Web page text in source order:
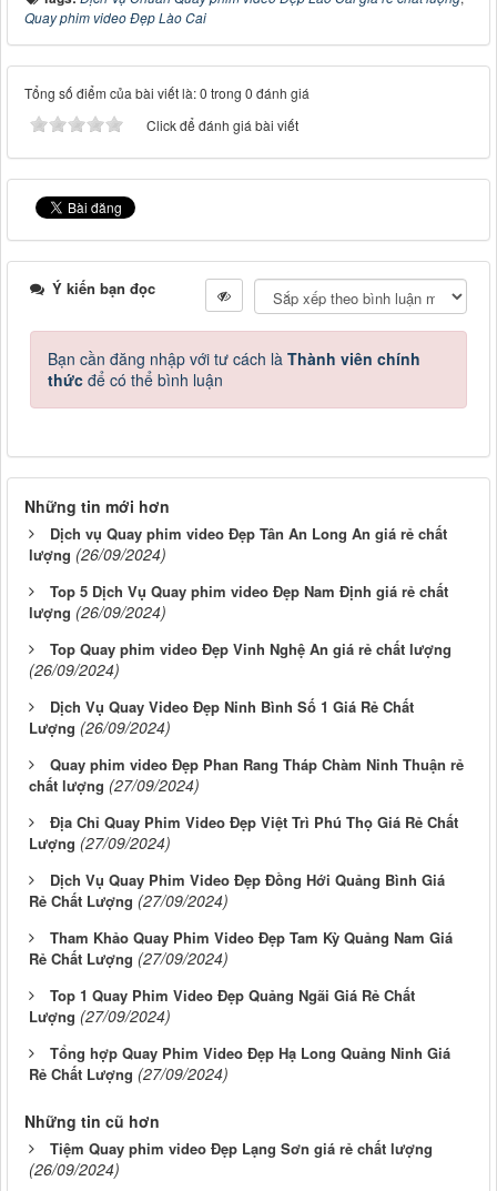
Quay phim video Đẹp Lào Cai
Tổng số điểm của bài viết là: 0 trong 0 đánh giá
Click để đánh giá bài viết
Ý kiến bạn đọc
Bạn cần đăng nhập với tư cách là Thành viên chính
thức để có thể bình luận
Những tin mới hơn
Dịch vụ Quay phim video Đẹp Tân An Long An giá rẻ chất
lượng (26/09/2024)
Top 5 Dịch Vụ Quay phim video Đẹp Nam Định giá rẻ chất
lượng (26/09/2024)
Top Quay phim video Đẹp Vinh Nghệ An giá rẻ chất lượng
(26/09/2024)
Dịch Vụ Quay Video Đẹp Ninh Bình Số 1 Giá Rẻ Chất
Lượng (26/09/2024)
Quay phim video Đẹp Phan Rang Tháp Chàm Ninh Thuận rẻ
chất lượng (27/09/2024)
Địa Chỉ Quay Phim Video Đẹp Việt Trì Phú Thọ Giá Rẻ Chất
Lượng (27/09/2024)
Dịch Vụ Quay Phim Video Đẹp Đồng Hới Quảng Bình Giá
Rẻ Chất Lượng (27/09/2024)
Tham Khảo Quay Phim Video Đẹp Tam Kỳ Quảng Nam Giá
Rẻ Chất Lượng (27/09/2024)
Top 1 Quay Phim Video Đẹp Quảng Ngãi Giá Rẻ Chất
Lượng (27/09/2024)
Tổng hợp Quay Phim Video Đẹp Hạ Long Quảng Ninh Giá
Rẻ Chất Lượng (27/09/2024)
Những tin cũ hơn
Tiệm Quay phim video Đẹp Lạng Sơn giá rẻ chất lượng
(26/09/2024)